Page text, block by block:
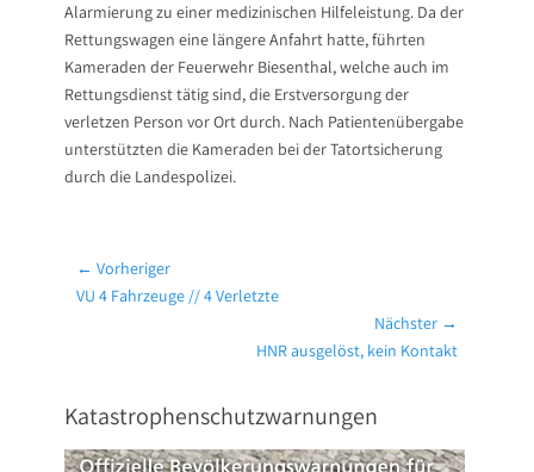
Alarmierung zu einer medizinischen Hilfeleistung. Da der
Rettungswagen eine längere Anfahrt hatte, führten
Kameraden der Feuerwehr Biesenthal, welche auch im
Rettungsdienst tätig sind, die Erstversorgung der
verletzen Person vor Ort durch. Nach Patientenübergabe
unterstützten die Kameraden bei der Tatortsicherung
durch die Landespolizei.
Beitragsnavigation
← Vorheriger
Vorheriger
VU 4 Fahrzeuge // 4 Verletzte
Nächster →
HNR ausgelöst, kein Kontakt
Katastrophenschutzwarnungen